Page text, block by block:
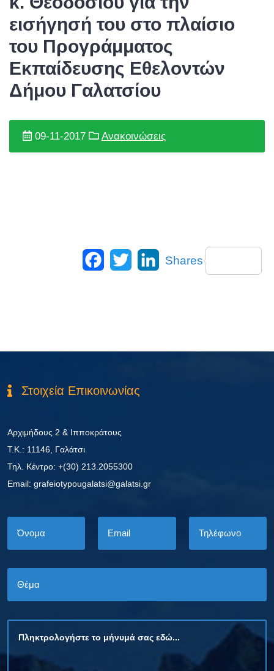
εισήγησή του στο πλαίσιο
του Προγράμματος
Εκπαίδευσης Εθελοντών
Δήμου Γαλατσίου
09-11-2017 Ανακοινώσεις
Facebook
Twitter LinkedIn
Shares
Στοιχεία Επικοινωνίας
Αρχιμήδους 2 & Ιπποκράτους
Τ.Κ.: 11146, Γαλάτσι
Τηλ. Κέντρο: +(30) 213.2055300
Εmail: grafeiotypougalatsi@galatsi.gr